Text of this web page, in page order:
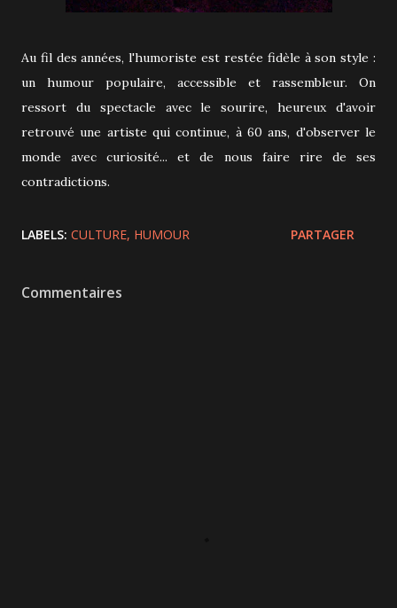
Au fil des années, l'humoriste est restée fidèle à son style :
un humour populaire, accessible et rassembleur. On
ressort du spectacle avec le sourire, heureux d'avoir
retrouvé une artiste qui continue, à 60 ans, d'observer le
monde avec curiosité... et de nous faire rire de ses
contradictions.
LABELS: CULTURE HUMOUR PARTAGER
Commentaires